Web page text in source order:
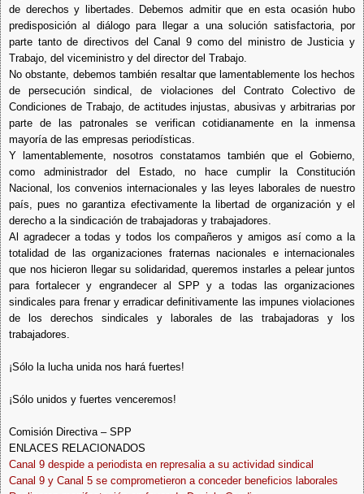
de derechos y libertades.
Debemos admitir que en esta ocasión hubo
predisposición al diálogo para llegar a una solución satisfactoria, por
parte tanto de directivos del Canal 9 como del ministro de Justicia y
Trabajo, del viceministro y del director del Trabajo.
No obstante, debemos también resaltar que lamentablemente los hechos
de persecución sindical, de violaciones del Contrato Colectivo de
Condiciones de Trabajo, de actitudes injustas, abusivas y arbitrarias por
parte de las patronales se verifican cotidianamente en la inmensa
mayoría de las empresas periodísticas.
Y lamentablemente, nosotros constatamos también que el Gobierno,
como administrador del Estado, no hace cumplir la Constitución
Nacional, los convenios internacionales y las leyes laborales de nuestro
país, pues no garantiza efectivamente la libertad de organización y el
derecho a la sindicación de trabajadoras y trabajadores.
Al agradecer a todas y todos los compañeros y amigos así como a la
totalidad de las organizaciones fraternas nacionales e internacionales
que nos hicieron llegar su solidaridad, queremos instarles a pelear juntos
para fortalecer y engrandecer al SPP y a todas las organizaciones
sindicales para frenar y erradicar definitivamente las impunes violaciones
de los derechos sindicales y laborales de las trabajadoras y los
trabajadores.
¡Sólo la lucha unida nos hará fuertes!
¡Sólo unidos y fuertes venceremos!
Comisión Directiva – SPP
ENLACES RELACIONADOS
Canal 9 despide a periodista en represalia a su actividad sindical
Canal 9 y Canal 5 se comprometieron a conceder beneficios laborales